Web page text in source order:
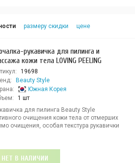
размеру скидки цене
рукавичка для пилинга и
кожи тела LOVING PEELING
19698
Beauty Style
Южная Корея
1 шт
для пилинга Beauty Style
очищения кожи тела от отмерших
очищения, особая текстура рукавички
НЕТ В НАЛИЧИИ